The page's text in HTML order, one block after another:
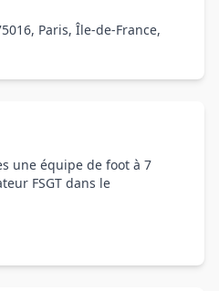
Paris, Île-de-France,
une équipe de foot à 7
FSGT dans le